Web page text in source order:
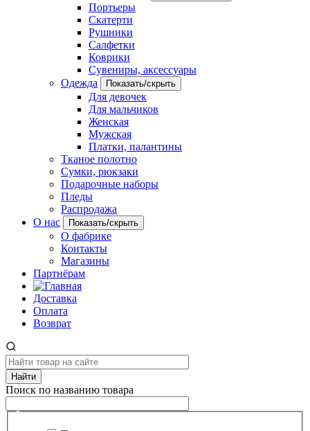
Портьеры
Скатерти
Рушники
Салфетки
Коврики
Сувениры, аксессуары
Одежда
Показать/скрыть
Для девочек
Для мальчиков
Женская
Мужская
Платки, палантины
Тканое полотно
Сумки, рюкзаки
Подарочные наборы
Пледы
Распродажа
О нас
Показать/скрыть
О фабрике
Контакты
Магазины
Партнёрам
Доставка
Оплата
Возврат
Найти
Поиск по названию товара